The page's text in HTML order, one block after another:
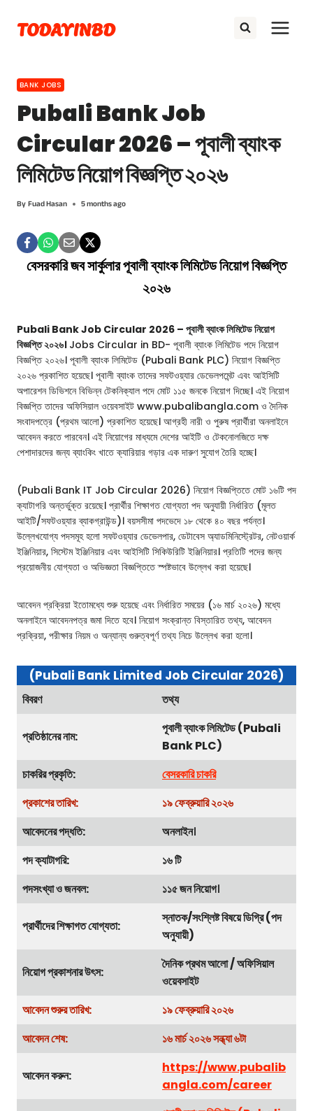
content
TODAYINBD
BANK JOBS
Pubali Bank Job
Circular 2026 – পূবালী ব্যাংক
লিমিটেড নিয়োগ বিজ্ঞপ্তি ২০২৬
ByFuad Hasan 5 months ago
বেসরকারি জব সার্কুলার পূবালী ব্যাংক লিমিটেড নিয়োগ বিজ্ঞপ্তি
২০২৬
Pubali Bank Job Circular 2026 – পূবালী ব্যাংক লিমিটেড নিয়োগ
বিজ্ঞপ্তি ২০২৬। Jobs Circular in BD- পূবালী ব্যাংক লিমিটেড পদে নিয়োগ
বিজ্ঞপ্তি ২০২৬। পূবালী ব্যাংক লিমিটেড (Pubali Bank PLC) নিয়োগ বিজ্ঞপ্তি
২০২৬ প্রকাশিত হয়েছে। পূবালী ব্যাংক তাদের সফটওয়্যার ডেভেলপমেন্ট এবং আইসিটি
অপারেশন ডিভিশনে বিভিন্ন টেকনিক্যাল পদে মোট ১১৫ জনকে নিয়োগ দিচ্ছে। এই নিয়োগ
বিজ্ঞপ্তি তাদের অফিসিয়াল ওয়েবসাইট www.pubalibangla.com ও দৈনিক
সংবাদপত্রে (প্রথম আলো) প্রকাশিত হয়েছে। আগ্রহী নারী ও পুরুষ প্রার্থীরা অনলাইনে
আবেদন করতে পারবেন। এই নিয়োগের মাধ্যমে দেশের আইটি ও টেকনোলজিতে দক্ষ
পেশাদারদের জন্য ব্যাংকিং খাতে ক্যারিয়ার গড়ার এক দারুণ সুযোগ তৈরি হচ্ছে।
(Pubali Bank IT Job Circular 2026) নিয়োগ বিজ্ঞপ্তিতে মোট ১৬টি পদ
ক্যাটাগরি অন্তর্ভুক্ত রয়েছে। প্রার্থীর শিক্ষাগত যোগ্যতা পদ অনুযায়ী নির্ধারিত (মূলত
আইটি/সফটওয়্যার ব্যাকগ্রাউন্ড)। বয়সসীমা পদভেদে ১৮ থেকে ৪০ বছর পর্যন্ত।
উল্লেখযোগ্য পদসমূহ হলো সফটওয়্যার ডেভেলপার, ডেটাবেস অ্যাডমিনিস্ট্রেটর, নেটওয়ার্ক
ইঞ্জিনিয়ার, সিস্টেম ইঞ্জিনিয়ার এবং আইসিটি সিকিউরিটি ইঞ্জিনিয়ার। প্রতিটি পদের জন্য
প্রয়োজনীয় যোগ্যতা ও অভিজ্ঞতা বিজ্ঞপ্তিতে স্পষ্টভাবে উল্লেখ করা হয়েছে।
আবেদন প্রক্রিয়া ইতোমধ্যে শুরু হয়েছে এবং নির্ধারিত সময়ের (১৬ মার্চ ২০২৬) মধ্যে
অনলাইনে আবেদনপত্র জমা দিতে হবে। নিয়োগ সংক্রান্ত বিস্তারিত তথ্য, আবেদন
প্রক্রিয়া, পরীক্ষার নিয়ম ও অন্যান্য গুরুত্বপূর্ণ তথ্য নিচে উল্লেখ করা হলো।
(Pubali Bank Limited Job Circular 2026)
বিবরণ তথ্য
প্রতিষ্ঠানের নাম:
পূবালী ব্যাংক লিমিটেড (Pubali
Bank PLC)
চাকরির প্রকৃতি:
বেসরকারি চাকরি
প্রকাশের তারিখ:
১৯ ফেব্রুয়ারি ২০২৬
আবেদনের পদ্ধতি:
অনলাইন।
পদ ক্যাটাগরি:
১৬ টি
পদসংখ্যা ও জনবল:
১১৫ জন নিয়োগ।
প্রার্থীদের শিক্ষাগত যোগ্যতা:
স্নাতক/সংশ্লিষ্ট বিষয়ে ডিগ্রি (পদ
অনুযায়ী)
নিয়োগ প্রকাশনার উৎস:
দৈনিক প্রথম আলো / অফিসিয়াল
ওয়েবসাইট
আবেদন শুরুর তারিখ:
১৯ ফেব্রুয়ারি ২০২৬
আবেদন শেষ:
১৬ মার্চ ২০২৬ সন্ধ্যা ৬টা
আবেদন করুন:
https://www.pubalib
angla.com/career